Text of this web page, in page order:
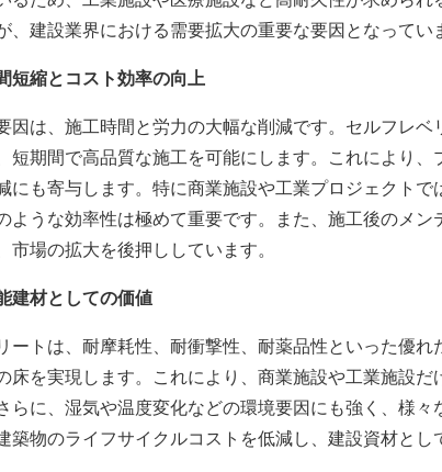
建設業界における需要拡大の重要な要因となってい
短縮とコスト効率の向上
因は、施工時間と労力の大幅な削減です。セルフレ
短期間で高品質な施工を可能にします。これにより
にも寄与します。特に商業施設や工業プロジェクト
ような効率性は極めて重要です。また、施工後のメ
場の拡大を後押ししています。
建材としての価値
ートは、耐摩耗性、耐衝撃性、耐薬品性といった優
床を実現します。これにより、商業施設や工業施設だ
らに、湿気や温度変化などの環境要因にも強く、様々
築物のライフサイクルコストを低減し、建設資材とし